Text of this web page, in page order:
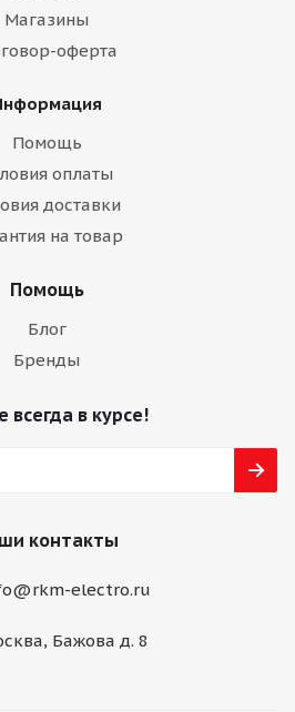
Магазины
оферта
Помощь
оплаты
доставки
на товар
Помощь
Блог
Бренды
всегда в курсе!
контакты
electro.ru
Бажова д. 8